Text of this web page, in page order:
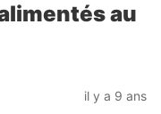
au
il y a 9 ans